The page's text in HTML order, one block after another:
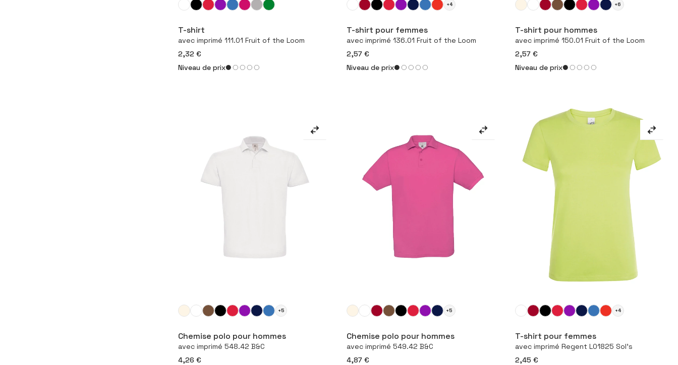
Configurer le produit
T-shirt
avec imprimé 111.01 Fruit of the Loom
2,32 €
Niveau de prix
Configurer le produit
+4
T-shirt pour femmes
avec imprimé 136.01 Fruit of the Loom
2,57 €
Niveau de prix
Configurer le produit
+6
T-shirt pour hommes
avec imprimé 150.01 Fruit of the Loom
2,57 €
Niveau de prix
Configurer le produit
+5
Chemise polo pour hommes
avec imprimé 548.42 B&C
4,26 €
Configurer le produit
+5
Chemise polo pour hommes
avec imprimé 549.42 B&C
4,87 €
Configurer le produit
+4
T-shirt pour femmes
avec imprimé Regent L01825 Sol's
2,45 €